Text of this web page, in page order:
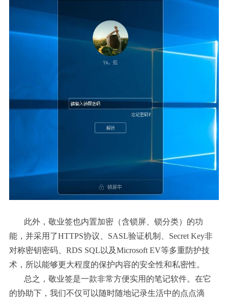
此外，敬业签也内置加密（含锁屏、锁分类）的功
能，并采用了HTTPS协议、SASL验证机制、Secret Key非
对称密钥密码、RDS SQL以及Microsoft EV等多重防护技
术，所以能够更大程度的保护内容的安全性和私密性。
总之，敬业签是一款非常方便实用的笔记软件。在它
的协助下，我们不仅可以随时随地记录生活中的点点滴